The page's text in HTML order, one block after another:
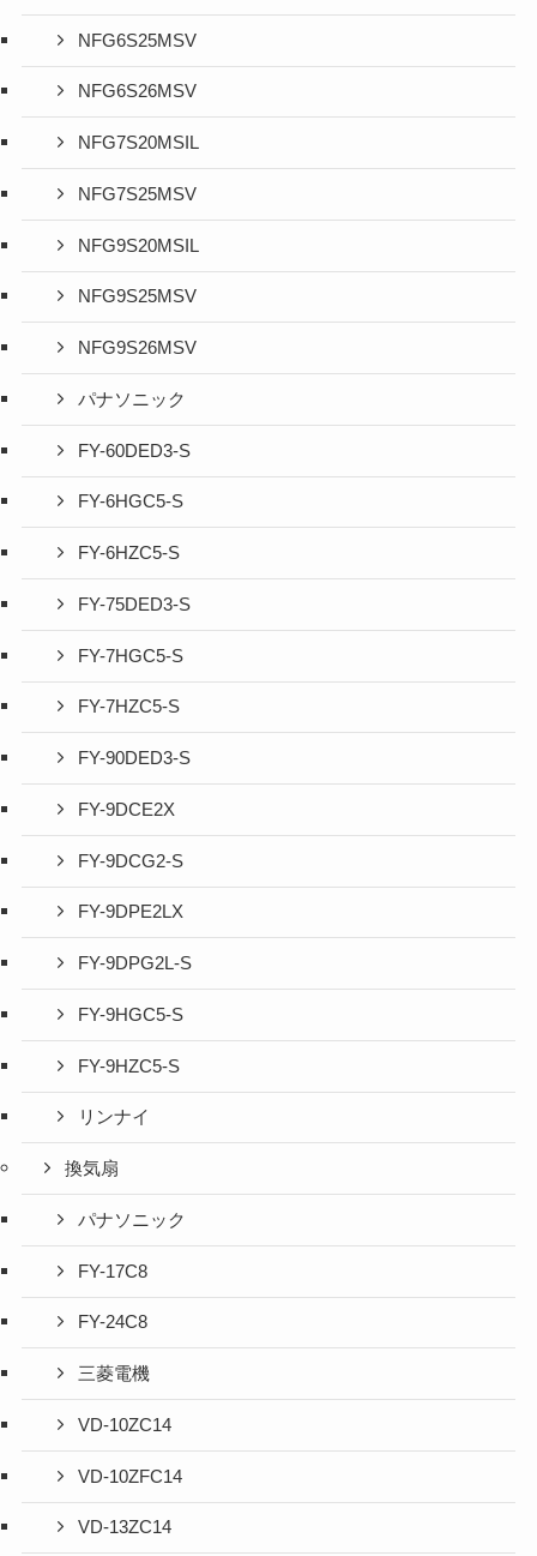
NFG6S25MSV
NFG6S26MSV
NFG7S20MSIL
NFG7S25MSV
NFG9S20MSIL
NFG9S25MSV
NFG9S26MSV
パナソニック
FY-60DED3-S
FY-6HGC5-S
FY-6HZC5-S
FY-75DED3-S
FY-7HGC5-S
FY-7HZC5-S
FY-90DED3-S
FY-9DCE2X
FY-9DCG2-S
FY-9DPE2LX
FY-9DPG2L-S
FY-9HGC5-S
FY-9HZC5-S
リンナイ
換気扇
パナソニック
FY-17C8
FY-24C8
三菱電機
VD-10ZC14
VD-10ZFC14
VD-13ZC14